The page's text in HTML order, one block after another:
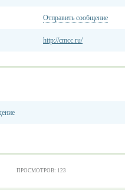
Отправить сообщение
http://cmcc.ru/
ПРОСМОТРОВ: 123